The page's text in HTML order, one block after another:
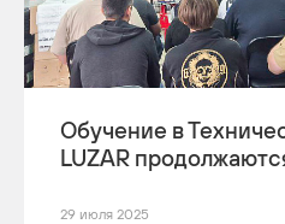
Обучение в
LUZAR
29 июля 2025